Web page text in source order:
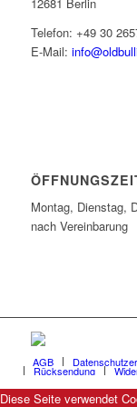
12681 Berlin
Telefon: +49 30
E-Mail:
Montag, Dienstag,
nach Vereinbarung
AGB
Rücksendung
Diese Seite verwendet